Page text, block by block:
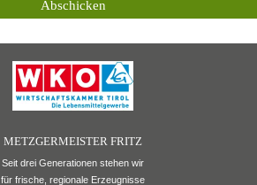
METZGERMEISTER FRITZ
Seit drei Generationen stehen wir
für frische, regionale Erzeugnisse